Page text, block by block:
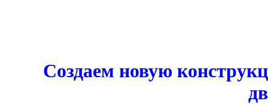
Создаем новую